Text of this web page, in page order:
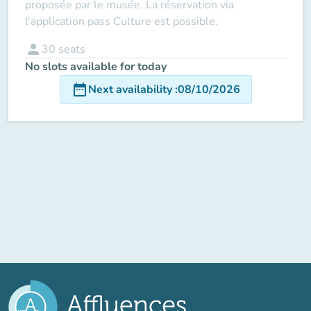
proposée par le musée. La réservation via
l'application pass Culture est possible.
person 30 seats
No slots available for today
date_rangeNext availability:08/10/2026